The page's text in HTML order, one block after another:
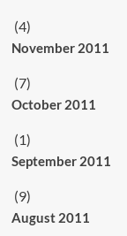
(4)
November 2011
(7)
October 2011
(1)
September 2011
(9)
August 2011